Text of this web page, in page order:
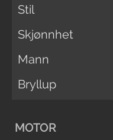
Stil
Skjønnhet
Mann
Bryllup
MOTOR